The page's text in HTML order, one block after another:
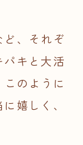
、それぞ
キと大活
のように
嬉しく、